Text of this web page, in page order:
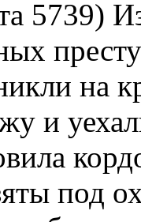
5739)
на
и
под